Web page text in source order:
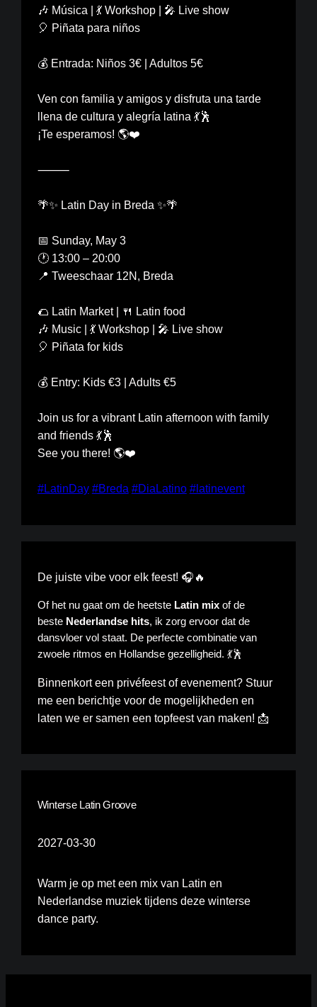
🎶 Música | 💃 Workshop | 🎤 Live show
🎈 Piñata para niños
💰 Entrada: Niños 3€ | Adultos 5€
Ven con familia y amigos y disfruta una tarde
llena de cultura y alegría latina 💃🕺
¡Te esperamos! 🌎❤️
⸻
🌴✨ Latin Day in Breda ✨🌴
📅 Sunday, May 3
🕐 13:00 – 20:00
📍 Tweeschaar 12N, Breda
🌮 Latin Market | 🍴 Latin food
🎶 Music | 💃 Workshop | 🎤 Live show
🎈 Piñata for kids
💰 Entry: Kids €3 | Adults €5
Join us for a vibrant Latin afternoon with family
and friends 💃🕺
See you there! 🌎❤️
#LatinDay #Breda #DiaLatino #latinevent
De juiste vibe voor elk feest! 🎧🔥
Of het nu gaat om de heetste Latin mixof de
beste Nederlandse hits, ik zorg ervoor dat de
dansvloer vol staat. De perfecte combinatie van
zwoele ritmos en Hollandse gezelligheid. 💃🕺
Binnenkort een privéfeest of evenement? Stuur
me een berichtje voor de mogelijkheden en
laten we er samen een topfeest van maken! 📩
Winterse Latin Groove
2027-03-30
Warm je op met een mix van Latin en
Nederlandse muziek tijdens deze winterse
dance party.